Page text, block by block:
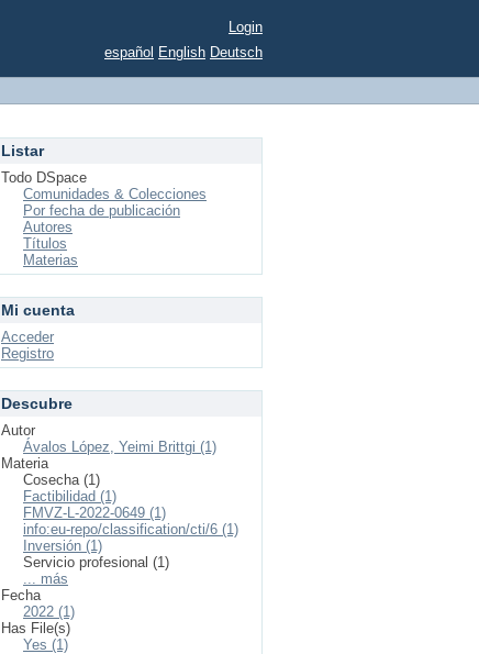
Login
español English Deutsch
Listar
Todo DSpace
Comunidades & Colecciones
Por fecha de publicación
Autores
Títulos
Materias
Mi cuenta
Acceder
Registro
Descubre
Autor
Ávalos López, Yeimi Brittgi (1)
Materia
Cosecha (1)
Factibilidad (1)
FMVZ-L-2022-0649 (1)
info:eu-repo/classification/cti/6 (1)
Inversión (1)
Servicio profesional (1)
... más
Fecha
2022 (1)
Has File(s)
Yes (1)